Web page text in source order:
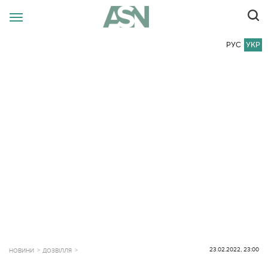
РУС УКР
НОВИНИ ДОЗВІЛЛЯ 23.02.2022, 23:00